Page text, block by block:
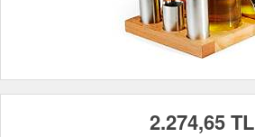
2.274,65 TL